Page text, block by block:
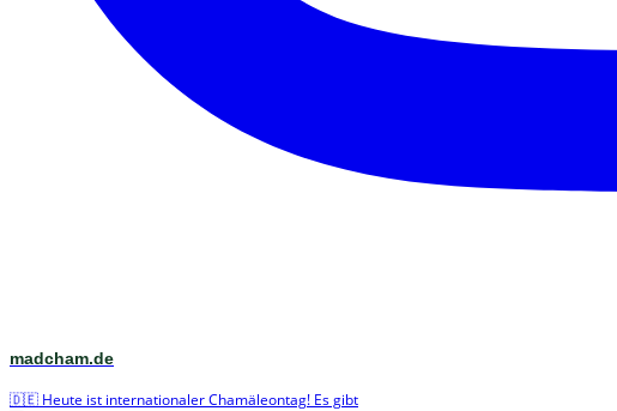
madcham.de
🇩🇪 Heute ist internationaler Chamäleontag! Es gibt